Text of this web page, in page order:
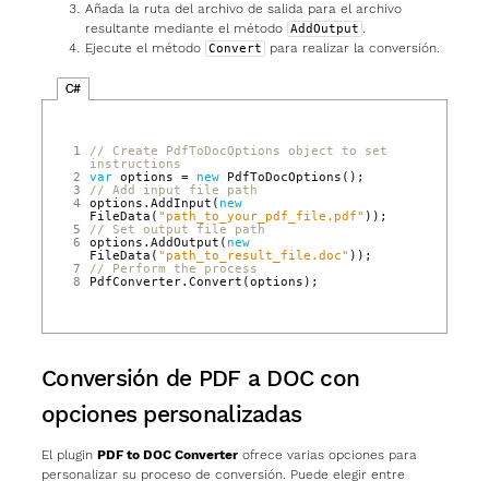
Añada la ruta del archivo de salida para el archivo
resultante mediante el método AddOutput .
Ejecute el método Convert para realizar la conversión.
C#
1
// Create PdfToDocOptions object to set
instructions
2
var options = new PdfToDocOptions ();
3
// Add input file path
4
options .AddInput ( new
FileData ( "path_to_your_pdf_file.pdf" ));
5
// Set output file path
6
options .AddOutput ( new
FileData ( "path_to_result_file.doc" ));
7
// Perform the process
8
PdfConverter.Convert (options );
Conversión de PDF a DOC con
opciones personalizadas
El plugin PDF to DOC Converterofrece varias opciones para
personalizar su proceso de conversión. Puede elegir entre